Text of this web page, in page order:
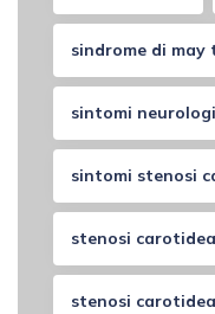
sindrome di may
sintomi
sintomi stenosi
stenosi carotidea
stenosi